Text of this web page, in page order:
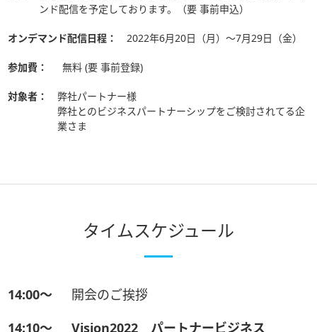
ンド配信を予定しております。（要 事前申込）
オンデマンド配信日程： 2022年6月20日（月）〜7月29日（金）
参加費： 無料 (要 事前登録)
対象者：
弊社パートナー様
弊社とのビジネスパートナーシップをご検討されてる企
業さま
タイムスケジュール
14:00〜 開会のご挨拶
14:10〜
Vision2022 パートナービジネス